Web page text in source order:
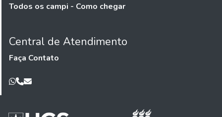
Todos os campi - Como chegar
Central de Atendimento
Faça Contato